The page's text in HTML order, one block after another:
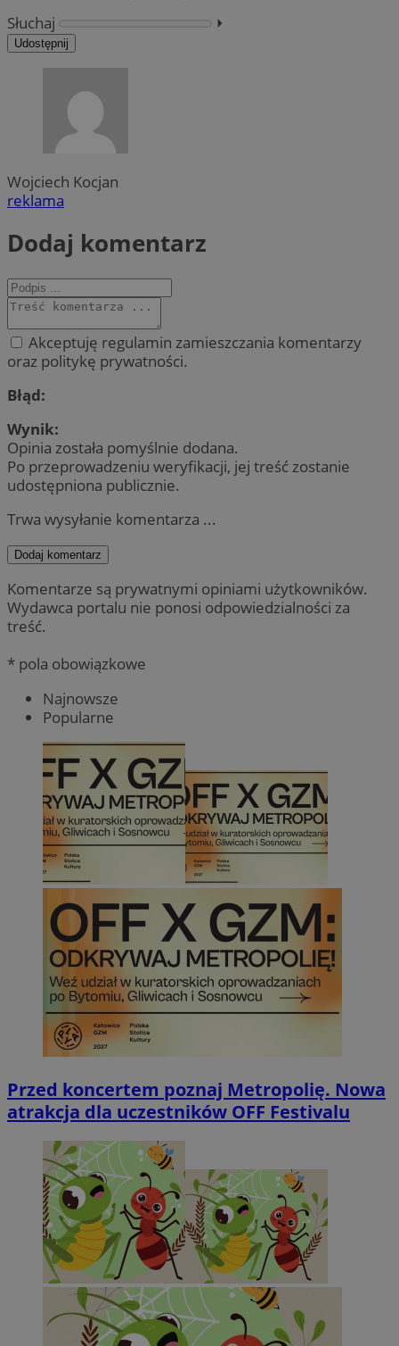
Słuchaj
⏵︎
Udostępnij
Wojciech Kocjan
reklama
Dodaj komentarz
Akceptuję regulamin zamieszczania komentarzy
oraz politykę prywatności.
Błąd:
Wynik:
Opinia została pomyślnie dodana.
Po przeprowadzeniu weryfikacji, jej treść zostanie
udostępniona publicznie.
Trwa wysyłanie komentarza ...
Dodaj komentarz
Komentarze są prywatnymi opiniami użytkowników.
Wydawca portalu nie ponosi odpowiedzialności za
treść.
* pola obowiązkowe
Najnowsze
Popularne
Przed koncertem poznaj Metropolię. Nowa
atrakcja dla uczestników OFF Festivalu